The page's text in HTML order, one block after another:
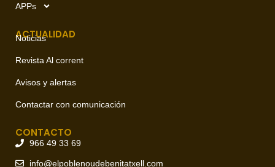
APPs
ACTUALIDAD
Noticias
Revista Al corrent
Avisos y alertas
Contactar con comunicación
CONTACTO
966 49 33 69
info@elpoblenoudebenitatxell.com